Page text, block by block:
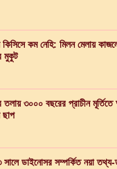
কম নেহি: মিলন মেলায়
মুকুট
তলায় ৩০০০ বছরের প্রাচীন মূর্তিতে
ডাইনোসর সম্পর্কিত নয়া তথ্য-